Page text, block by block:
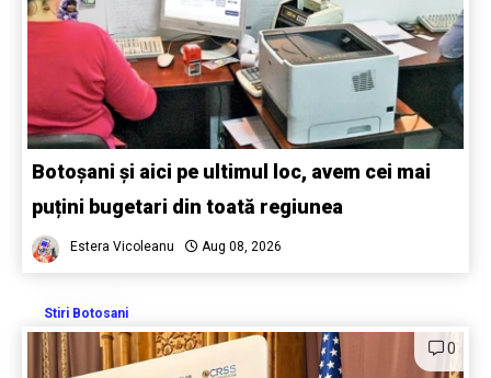
Botoșani și aici pe ultimul loc, avem cei mai
puțini bugetari din toată regiunea
Estera Vicoleanu Aug 08, 2026
Stiri Botosani
0